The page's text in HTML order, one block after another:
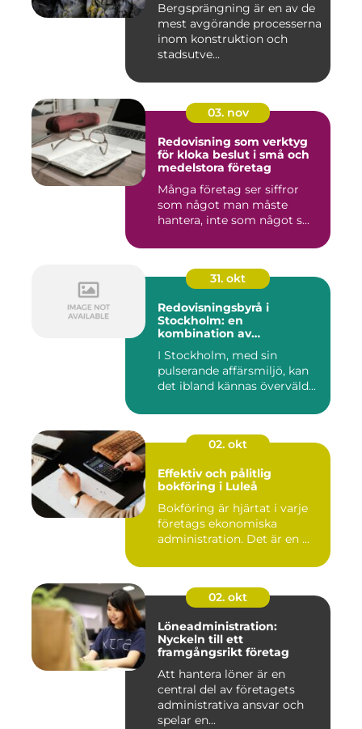
Bergsprängning är en av de
mest avgörande processerna
inom konstruktion och
stadsutve...
03. nov
Redovisning som verktyg
för kloka beslut i små och
medelstora företag
Många företag ser siffror
som något man måste
hantera, inte som något s...
31. okt
Redovisningsbyrå i
Stockholm: en
kombination av
personlig service
I Stockholm, med sin
pulserande affärsmiljö, kan
det ibland kännas överväld...
02. okt
Effektiv och pålitlig
bokföring i Luleå
Bokföring är hjärtat i varje
företags ekonomiska
administration. Det är en ...
02. okt
Löneadministration:
Nyckeln till ett
framgångsrikt företag
Att hantera löner är en
central del av företagets
administrativa ansvar och
spelar en...